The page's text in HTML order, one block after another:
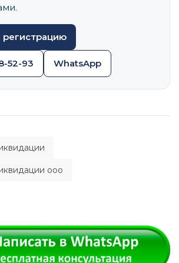
регистрацию
52-93 WhatsApp
ооо